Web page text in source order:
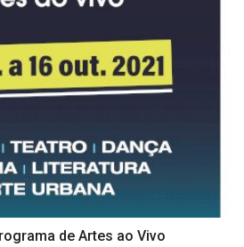
de Artes ao Vivo